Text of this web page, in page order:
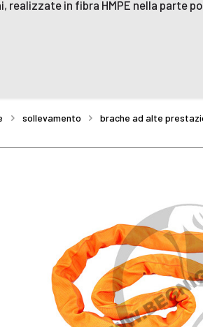
realizzate in fibra HMPE nella parte
sollevamento brache ad alte